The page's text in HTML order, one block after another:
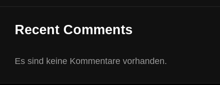
Recent Comments
Es sind keine Kommentare vorhanden.